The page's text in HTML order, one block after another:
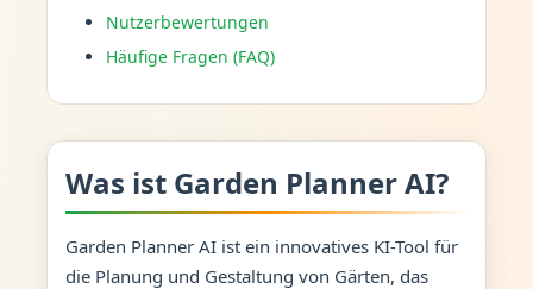
Nutzerbewertungen
Häufige Fragen (FAQ)
Was ist Garden Planner AI?
Garden Planner AI ist ein innovatives KI-Tool für
die Planung und Gestaltung von Gärten, das